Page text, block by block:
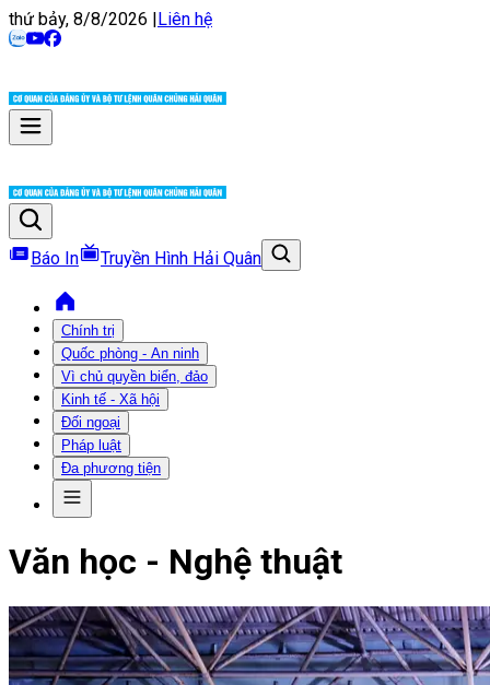
thứ bảy, 8/8/2026 |Liên hệ
Báo In Truyền Hình Hải Quân
Chính trị
Quốc phòng - An ninh
Vì chủ quyền biển, đảo
Kinh tế - Xã hội
Đối ngoại
Pháp luật
Đa phương tiện
Văn học - Nghệ thuật